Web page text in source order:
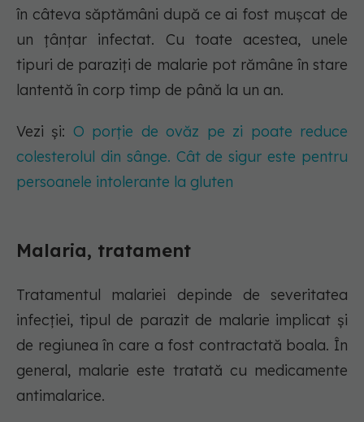
în câteva săptămâni după ce ai fost mușcat de
un țânțar infectat. Cu toate acestea, unele
tipuri de paraziți de malarie pot rămâne în stare
lantentă în corp timp de până la un an.
Vezi și: O porție de ovăz pe zi poate reduce
colesterolul din sânge. Cât de sigur este pentru
persoanele intolerante la gluten
Malaria, tratament
Tratamentul malariei depinde de severitatea
infecției, tipul de parazit de malarie implicat și
de regiunea în care a fost contractată boala. În
general, malarie este tratată cu medicamente
antimalarice.